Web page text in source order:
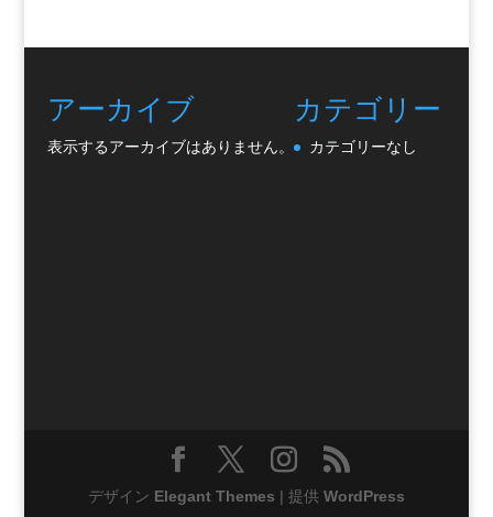
アーカイブ
表示するアーカイブはありません。
カテゴリー
カテゴリーなし
デザイン Elegant Themes | 提供 WordPress